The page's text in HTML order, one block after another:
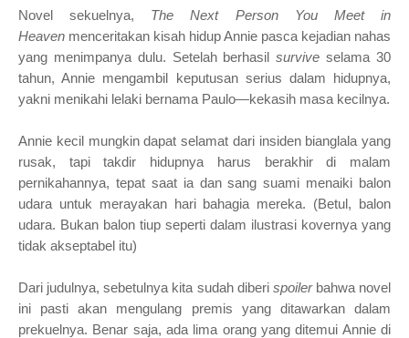
Novel sekuelnya, The Next Person You Meet in
Heaven menceritakan kisah hidup Annie pasca kejadian nahas
yang menimpanya dulu. Setelah berhasilsurviveselama 30
tahun, Annie mengambil keputusan serius dalam hidupnya,
yakni menikahi lelaki bernama Paulo—kekasih masa kecilnya.
Annie kecil mungkin dapat selamat dari insiden bianglala yang
rusak, tapi takdir hidupnya harus berakhir di malam
pernikahannya, tepat saat ia dan sang suami menaiki balon
udara untuk merayakan hari bahagia mereka. (Betul, balon
udara. Bukan balon tiup seperti dalam ilustrasi kovernya yang
tidak akseptabel itu)
Dari judulnya, sebetulnya kita sudah diberi spoiler bahwa novel
ini pasti akan mengulang premis yang ditawarkan dalam
prekuelnya. Benar saja, ada lima orang yang ditemui Annie di